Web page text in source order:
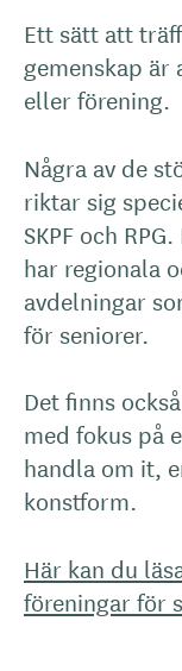
Ett sätt att
gemenskap är
eller förening.
Några av de
riktar sig
SKPF och
har regionala
avdelningar
för seniorer.
Det finns
med fokus på
handla om it,
konstform.
Här kan du
föreningar för